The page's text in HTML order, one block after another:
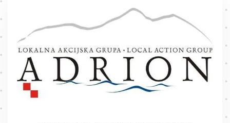
Skip